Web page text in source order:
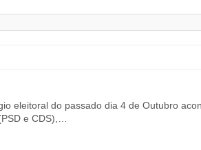
eleitoral do passado dia 4 de Outubro
e CDS),…